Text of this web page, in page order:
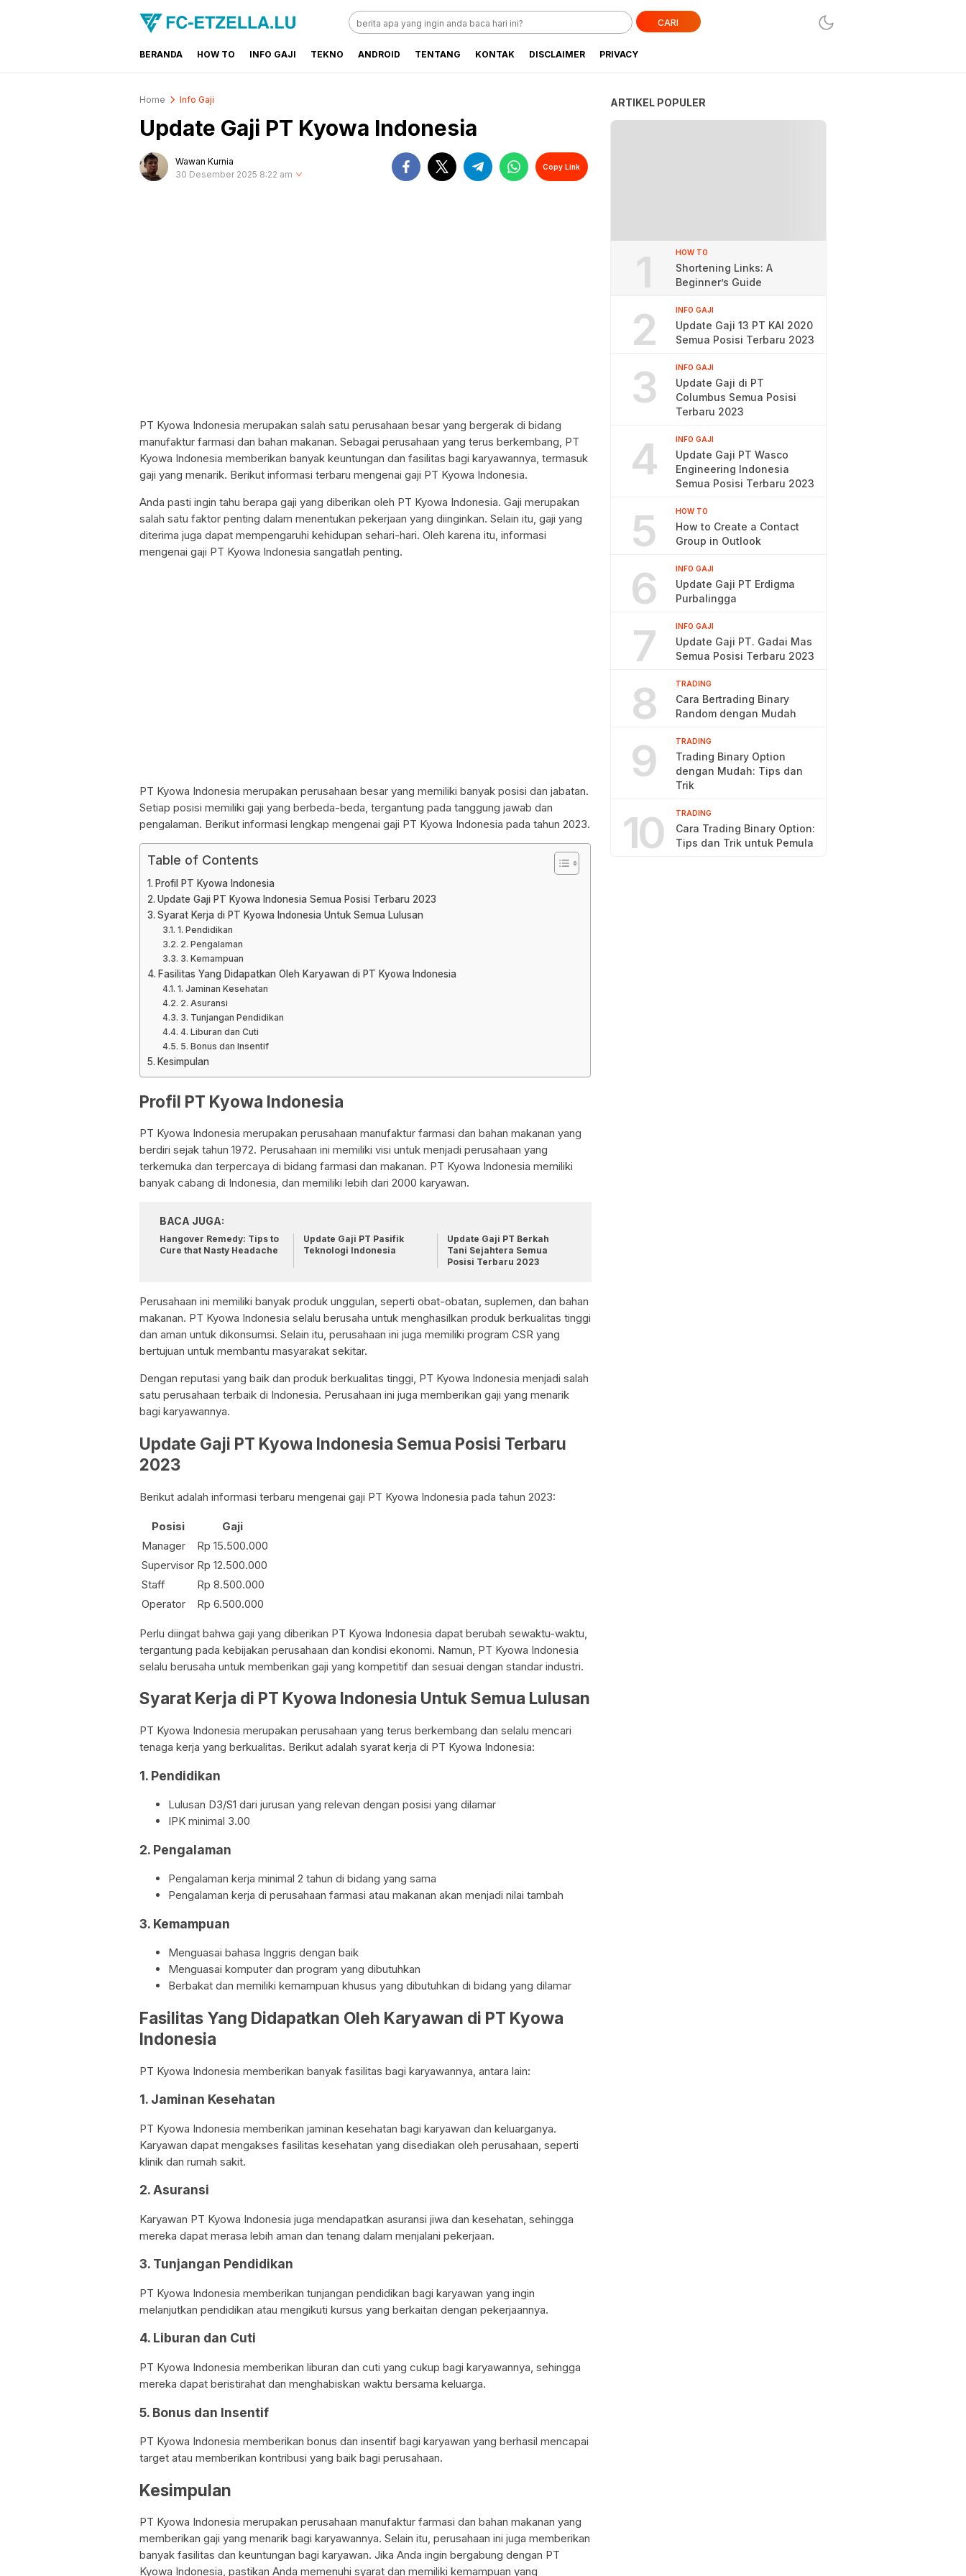
FC-ETZELLA.LU
Share & Learn The World
CARI
BERANDA HOW TO INFO GAJI TEKNO ANDROID TENTANG KONTAK DISCLAIMER PRIVACY
Home Info Gaji
Update Gaji PT Kyowa Indonesia
Wawan Kurnia
30 Desember 2025 8:22 am
Copy Link
PT Kyowa Indonesia merupakan salah satu perusahaan besar yang bergerak di bidang
manufaktur farmasi dan bahan makanan. Sebagai perusahaan yang terus berkembang, PT
Kyowa Indonesia memberikan banyak keuntungan dan fasilitas bagi karyawannya, termasuk
gaji yang menarik. Berikut informasi terbaru mengenai gaji PT Kyowa Indonesia.
Anda pasti ingin tahu berapa gaji yang diberikan oleh PT Kyowa Indonesia. Gaji merupakan
salah satu faktor penting dalam menentukan pekerjaan yang diinginkan. Selain itu, gaji yang
diterima juga dapat mempengaruhi kehidupan sehari-hari. Oleh karena itu, informasi
mengenai gaji PT Kyowa Indonesia sangatlah penting.
PT Kyowa Indonesia merupakan perusahaan besar yang memiliki banyak posisi dan jabatan.
Setiap posisi memiliki gaji yang berbeda-beda, tergantung pada tanggung jawab dan
pengalaman. Berikut informasi lengkap mengenai gaji PT Kyowa Indonesia pada tahun 2023.
Table of Contents
Profil PT Kyowa Indonesia
Update Gaji PT Kyowa Indonesia Semua Posisi Terbaru 2023
Syarat Kerja di PT Kyowa Indonesia Untuk Semua Lulusan
1. Pendidikan
2. Pengalaman
3. Kemampuan
Fasilitas Yang Didapatkan Oleh Karyawan di PT Kyowa Indonesia
1. Jaminan Kesehatan
2. Asuransi
3. Tunjangan Pendidikan
4. Liburan dan Cuti
5. Bonus dan Insentif
Kesimpulan
Profil PT Kyowa Indonesia
PT Kyowa Indonesia merupakan perusahaan manufaktur farmasi dan bahan makanan yang
berdiri sejak tahun 1972. Perusahaan ini memiliki visi untuk menjadi perusahaan yang
terkemuka dan terpercaya di bidang farmasi dan makanan. PT Kyowa Indonesia memiliki
banyak cabang di Indonesia, dan memiliki lebih dari 2000 karyawan.
BACA JUGA:
Hangover Remedy: Tips to
Cure that Nasty Headache
Update Gaji PT Pasifik
Teknologi Indonesia
Update Gaji PT Berkah
Tani Sejahtera Semua
Posisi Terbaru 2023
Perusahaan ini memiliki banyak produk unggulan, seperti obat-obatan, suplemen, dan bahan
makanan. PT Kyowa Indonesia selalu berusaha untuk menghasilkan produk berkualitas tinggi
dan aman untuk dikonsumsi. Selain itu, perusahaan ini juga memiliki program CSR yang
bertujuan untuk membantu masyarakat sekitar.
Dengan reputasi yang baik dan produk berkualitas tinggi, PT Kyowa Indonesia menjadi salah
satu perusahaan terbaik di Indonesia. Perusahaan ini juga memberikan gaji yang menarik
bagi karyawannya.
Update Gaji PT Kyowa Indonesia Semua Posisi Terbaru
2023
Berikut adalah informasi terbaru mengenai gaji PT Kyowa Indonesia pada tahun 2023:
Posisi
Gaji
Manager
Rp 15.500.000
Supervisor Rp 12.500.000
Staff
Rp 8.500.000
Operator
Rp 6.500.000
Perlu diingat bahwa gaji yang diberikan PT Kyowa Indonesia dapat berubah sewaktu-waktu,
tergantung pada kebijakan perusahaan dan kondisi ekonomi. Namun, PT Kyowa Indonesia
selalu berusaha untuk memberikan gaji yang kompetitif dan sesuai dengan standar industri.
Syarat Kerja di PT Kyowa Indonesia Untuk Semua Lulusan
PT Kyowa Indonesia merupakan perusahaan yang terus berkembang dan selalu mencari
tenaga kerja yang berkualitas. Berikut adalah syarat kerja di PT Kyowa Indonesia:
1. Pendidikan
Lulusan D3/S1 dari jurusan yang relevan dengan posisi yang dilamar
IPK minimal 3.00
2. Pengalaman
Pengalaman kerja minimal 2 tahun di bidang yang sama
Pengalaman kerja di perusahaan farmasi atau makanan akan menjadi nilai tambah
3. Kemampuan
Menguasai bahasa Inggris dengan baik
Menguasai komputer dan program yang dibutuhkan
Berbakat dan memiliki kemampuan khusus yang dibutuhkan di bidang yang dilamar
Fasilitas Yang Didapatkan Oleh Karyawan di PT Kyowa
Indonesia
PT Kyowa Indonesia memberikan banyak fasilitas bagi karyawannya, antara lain:
1. Jaminan Kesehatan
PT Kyowa Indonesia memberikan jaminan kesehatan bagi karyawan dan keluarganya.
Karyawan dapat mengakses fasilitas kesehatan yang disediakan oleh perusahaan, seperti
klinik dan rumah sakit.
2. Asuransi
Karyawan PT Kyowa Indonesia juga mendapatkan asuransi jiwa dan kesehatan, sehingga
mereka dapat merasa lebih aman dan tenang dalam menjalani pekerjaan.
3. Tunjangan Pendidikan
PT Kyowa Indonesia memberikan tunjangan pendidikan bagi karyawan yang ingin
melanjutkan pendidikan atau mengikuti kursus yang berkaitan dengan pekerjaannya.
4. Liburan dan Cuti
PT Kyowa Indonesia memberikan liburan dan cuti yang cukup bagi karyawannya, sehingga
mereka dapat beristirahat dan menghabiskan waktu bersama keluarga.
5. Bonus dan Insentif
PT Kyowa Indonesia memberikan bonus dan insentif bagi karyawan yang berhasil mencapai
target atau memberikan kontribusi yang baik bagi perusahaan.
Kesimpulan
PT Kyowa Indonesia merupakan perusahaan manufaktur farmasi dan bahan makanan yang
memberikan gaji yang menarik bagi karyawannya. Selain itu, perusahaan ini juga memberikan
banyak fasilitas dan keuntungan bagi karyawan. Jika Anda ingin bergabung dengan PT
Kyowa Indonesia, pastikan Anda memenuhi syarat dan memiliki kemampuan yang
ARTIKEL POPULER
1 HOW TO
Shortening Links: A
Beginner’s Guide
2 INFO GAJI
Update Gaji 13 PT KAI 2020
Semua Posisi Terbaru 2023
3 INFO GAJI
Update Gaji di PT
Columbus Semua Posisi
Terbaru 2023
4 INFO GAJI
Update Gaji PT Wasco
Engineering Indonesia
Semua Posisi Terbaru 2023
5 HOW TO
How to Create a Contact
Group in Outlook
6 INFO GAJI
Update Gaji PT Erdigma
Purbalingga
7 INFO GAJI
Update Gaji PT. Gadai Mas
Semua Posisi Terbaru 2023
8 TRADING
Cara Bertrading Binary
Random dengan Mudah
9 TRADING
Trading Binary Option
dengan Mudah: Tips dan
Trik
10 TRADING
Cara Trading Binary Option:
Tips dan Trik untuk Pemula